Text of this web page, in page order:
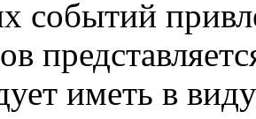
событий
иметь в